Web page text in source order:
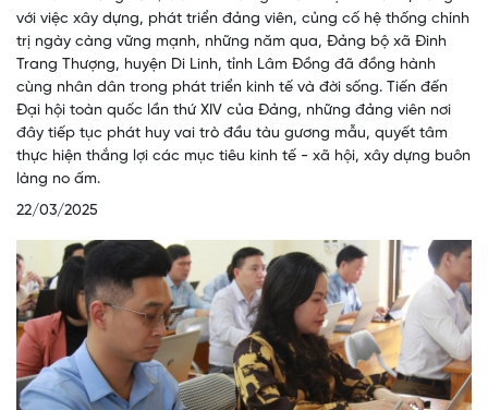
với việc xây dựng, phát triển đảng viên, củng cố hệ thống chính
trị ngày càng vững mạnh, những năm qua, Đảng bộ xã Đinh
Trang Thượng, huyện Di Linh, tỉnh Lâm Đồng đã đồng hành
cùng nhân dân trong phát triển kinh tế và đời sống. Tiến đến
Đại hội toàn quốc lần thứ XIV của Đảng, những đảng viên nơi
đây tiếp tục phát huy vai trò đầu tàu gương mẫu, quyết tâm
thực hiện thắng lợi các mục tiêu kinh tế - xã hội, xây dựng buôn
làng no ấm.
22/03/2025